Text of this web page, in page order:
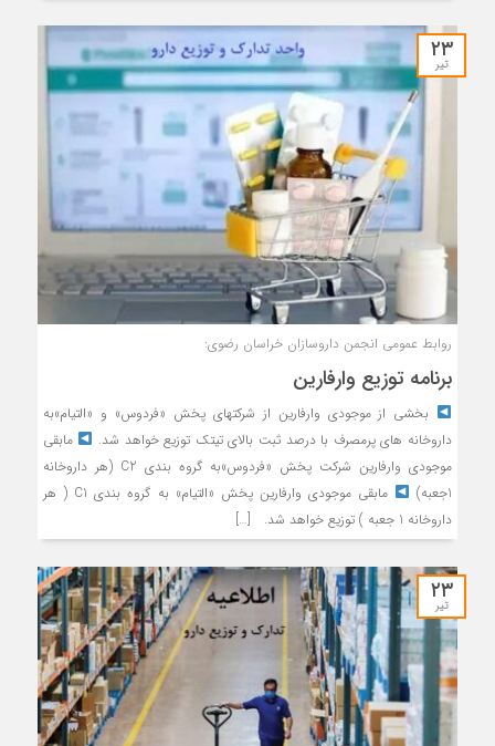
۲۳
تیر
روابط عمومی انجمن داروسازان خراسان رضوی:
برنامه توزیع وارفارین
بخشی از موجودی وارفارین از شرکتهای پخش «فردوس» و «التیام»به
داروخانه های پرمصرف با درصد ثبت بالای تیتک توزیع خواهد شد.
مابقی
موجودی وارفارین شرکت پخش «فردوس»به گروه بندی C2 (هر داروخانه
1جعبه)
مابقی موجودی وارفارین پخش «التیام» به گروه بندی C1 ( هر
داروخانه 1 جعبه ) توزیع خواهد شد. […]
۲۳
تیر